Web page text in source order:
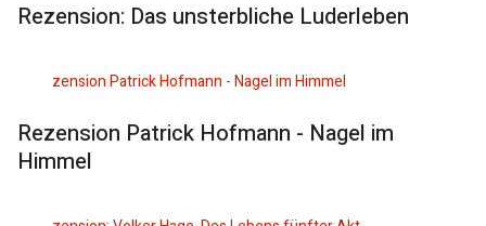
Rezension: Das unsterbliche Luderleben
Rezension Patrick Hofmann - Nagel im
Himmel